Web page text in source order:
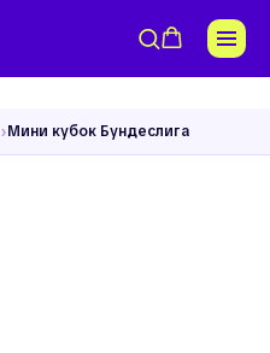
›Мини кубок Бундеслига